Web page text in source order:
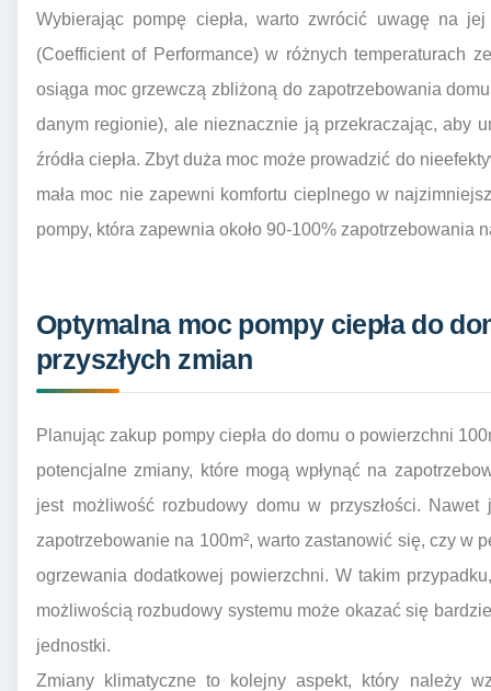
Wybierając pompę ciepła, warto zwrócić uwagę na
(Coefficient of Performance) w różnych temperaturach
osiąga moc grzewczą zbliżoną do zapotrzebowania
danym regionie), ale nieznacznie ją przekraczając, aby
źródła ciepła. Zbyt duża moc może prowadzić do
mała moc nie zapewni komfortu cieplnego w
pompy, która zapewnia około 90-100% zapotrzebowania
Optymalna moc pompy ciepła do
przyszłych zmian
Planując zakup pompy ciepła do domu o powierzchni
potencjalne zmiany, które mogą wpłynąć na
jest możliwość rozbudowy domu w przyszłości.
zapotrzebowanie na 100m², warto zastanowić się, czy w
ogrzewania dodatkowej powierzchni. W takim
możliwością rozbudowy systemu może okazać się
jednostki.
Zmiany klimatyczne to kolejny aspekt, który należy